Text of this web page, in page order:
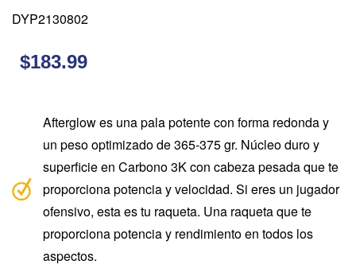
DYP2130802
$183.99
Afterglow es una pala potente con forma redonda y
un peso optimizado de 365-375 gr. Núcleo duro y
superficie en Carbono 3K con cabeza pesada que te
proporciona potencia y velocidad. Si eres un jugador
ofensivo, esta es tu raqueta. Una raqueta que te
proporciona potencia y rendimiento en todos los
aspectos.